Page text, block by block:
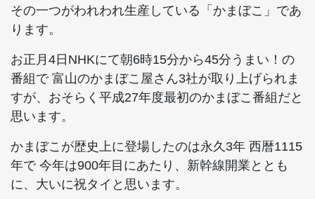
その一つがわれわれ生産している「かまぼこ」であ
ります。
お正月4日NHKにて朝6時15分から45分うまい！の
番組で 富山のかまぼこ屋さん3社が取り上げられま
すが、おそらく平成27年度最初のかまぼこ番組だと
思います。
かまぼこが歴史上に登場したのは永久3年 西暦1115
年で 今年は900年目にあたり、新幹線開業ととも
に、大いに祝タイと思います。